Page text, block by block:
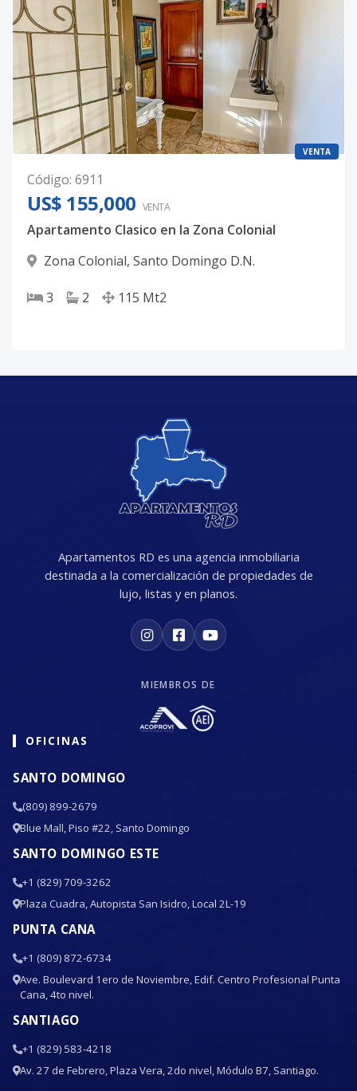
VENTA
Código: 6911
US$ 155,000 VENTA
Apartamento Clasico en la Zona Colonial
Zona Colonial, Santo Domingo D.N.
3 2 115 Mt2
Apartamentos RD es una agencia inmobiliaria
destinada a la comercialización de propiedades de
lujo, listas y en planos.
MIEMBROS DE
OFICINAS
SANTO DOMINGO
(809) 899-2679
Blue Mall, Piso #22, Santo Domingo
SANTO DOMINGO ESTE
+1 (829) 709-3262
Plaza Cuadra, Autopista San Isidro, Local 2L-19
PUNTA CANA
+1 (809) 872-6734
Ave. Boulevard 1ero de Noviembre, Edif. Centro Profesional Punta
Cana, 4to nivel.
SANTIAGO
+1 (829) 583-4218
Av. 27 de Febrero, Plaza Vera, 2do nivel, Módulo B7, Santiago.